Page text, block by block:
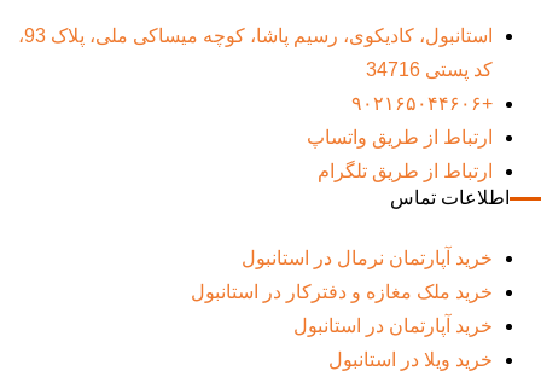
استانبول، کادیکوی، رسیم پاشا، کوچه میساکی ملی، پلاک 93،
کد پستی 34716
+۹۰۲۱۶۵۰۴۴۶۰۶
ارتباط از طریق واتساپ
ارتباط از طریق تلگرام
اطلاعات تماس
خرید آپارتمان نرمال در استانبول
خرید ملک مغازه و دفترکار در استانبول
خرید آپارتمان در استانبول
خرید ویلا در استانبول